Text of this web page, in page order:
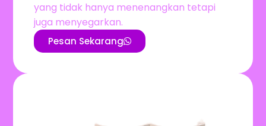
yang tidak hanya menenangkan tetapi
juga menyegarkan.
Pesan Sekarang